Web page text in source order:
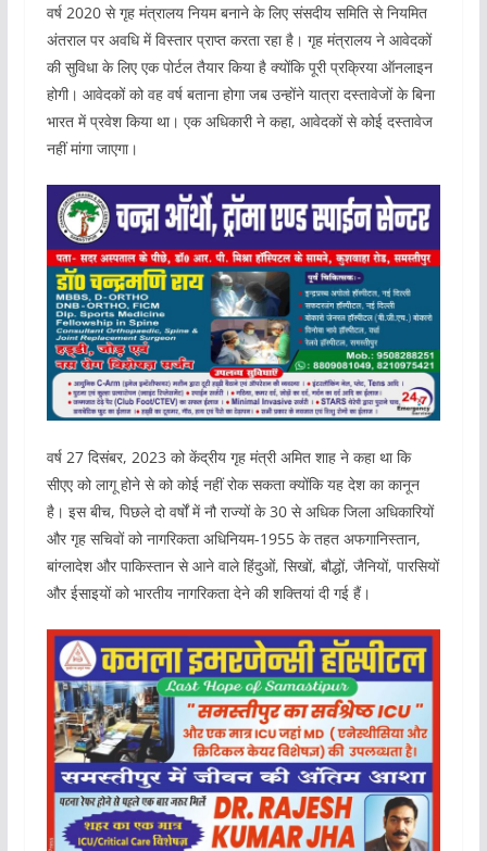
वर्ष 2020 से गृह मंत्रालय नियम बनाने के लिए संसदीय समिति से नियमित
अंतराल पर अवधि में विस्तार प्राप्त करता रहा है। गृह मंत्रालय ने आवेदकों
की सुविधा के लिए एक पोर्टल तैयार किया है क्योंकि पूरी प्रक्रिया ऑनलाइन
होगी। आवेदकों को वह वर्ष बताना होगा जब उन्होंने यात्रा दस्तावेजों के बिना
भारत में प्रवेश किया था। एक अधिकारी ने कहा, आवेदकों से कोई दस्तावेज
नहीं मांगा जाएगा।
वर्ष 27 दिसंबर, 2023 को केंद्रीय गृह मंत्री अमित शाह ने कहा था कि
सीएए को लागू होने से को कोई नहीं रोक सकता क्योंकि यह देश का कानून
है। इस बीच, पिछले दो वर्षों में नौ राज्यों के 30 से अधिक जिला अधिकारियों
और गृह सचिवों को नागरिकता अधिनियम-1955 के तहत अफगानिस्तान,
बांग्लादेश और पाकिस्तान से आने वाले हिंदुओं, सिखों, बौद्धों, जैनियों, पारसियों
और ईसाइयों को भारतीय नागरिकता देने की शक्तियां दी गई हैं।